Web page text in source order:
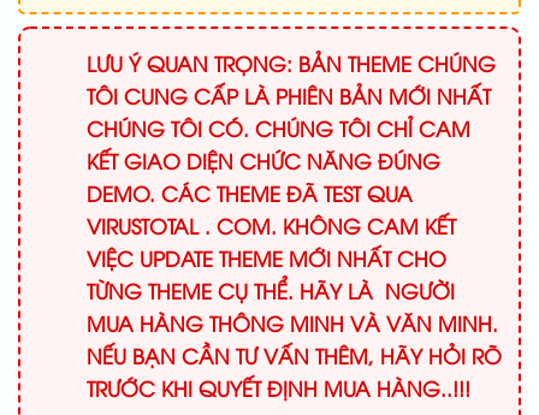
LƯU Ý QUAN TRỌNG: BẢN THEME CHÚNG
TÔI CUNG CẤP LÀ PHIÊN BẢN MỚI NHẤT
CHÚNG TÔI CÓ. CHÚNG TÔI CHỈ CAM
KẾT GIAO DIỆN CHỨC NĂNG ĐÚNG
DEMO. CÁC THEME ĐÃ TEST QUA
VIRUSTOTAL . COM. KHÔNG CAM KẾT
VIỆC UPDATE THEME MỚI NHẤT CHO
TỪNG THEME CỤ THỂ. HÃY LÀ NGƯỜI
MUA HÀNG THÔNG MINH VÀ VĂN MINH.
NẾU BẠN CẦN TƯ VẤN THÊM, HÃY HỎI RÕ
TRƯỚC KHI QUYẾT ĐỊNH MUA HÀNG..!!!